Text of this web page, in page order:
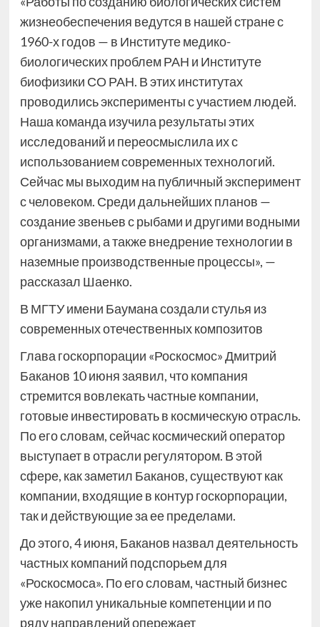
жизнеобеспечения ведутся в нашей стране с
1960-х годов — в Институте медико-
биологических проблем РАН и Институте
биофизики СО РАН. В этих институтах
проводились эксперименты с участием людей.
Наша команда изучила результаты этих
исследований и переосмыслила их с
использованием современных технологий.
Сейчас мы выходим на публичный эксперимент
с человеком. Среди дальнейших планов —
создание звеньев с рыбами и другими водными
организмами, а также внедрение технологии в
наземные производственные процессы», —
рассказал Шаенко.
В МГТУ имени Баумана создали стулья из
современных отечественных композитов
Глава госкорпорации «Роскосмос» Дмитрий
Баканов 10 июня заявил, что компания
стремится вовлекать частные компании,
готовые инвестировать в космическую отрасль.
По его словам, сейчас космический оператор
выступает в отрасли регулятором. В этой
сфере, как заметил Баканов, существуют как
компании, входящие в контур госкорпорации,
так и действующие за ее пределами.
До этого, 4 июня, Баканов назвал деятельность
частных компаний подспорьем для
«Роскосмоса». По его словам, частный бизнес
уже накопил уникальные компетенции и по
ряду направлений опережает